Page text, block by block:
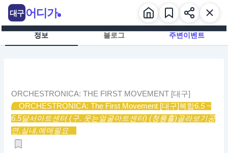
츠
정보 블로그 주변이벤트
ORCHESTRONICA: THE FIRST MOVEMENT [대구]
ORCHESTRONICA: The First Movement [대구]복합6.5 ~
6.5달서아트센터 (구. 웃는얼굴아트센터) (청룡홀)골라보기공
연,실내,예매필요
대구 어디가